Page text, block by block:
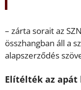
– zárta sorait az
összhangban áll a
alapszerződés
Elítélték az